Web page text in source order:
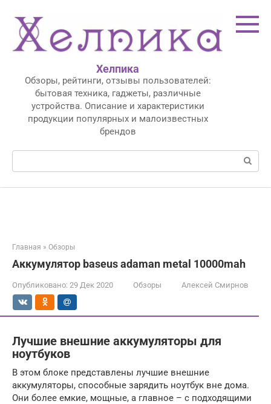
контенту
Хелпика
Обзоры, рейтинги, отзывы пользователей:
бытовая техника, гаджеты, различные
устройства. Описание и характеристики
продукции популярных и малоизвестных
брендов
Поиск:
Главная » Обзоры
Аккумулятор baseus adaman metal 10000mah
Опубликовано: 29 Дек 2020 Обзоры Алексей Смирнов
Лучшие внешние аккумуляторы для
ноутбуков
В этом блоке представлены лучшие внешние
аккумуляторы, способные зарядить ноутбук вне дома.
Они более емкие, мощные, а главное – с подходящими